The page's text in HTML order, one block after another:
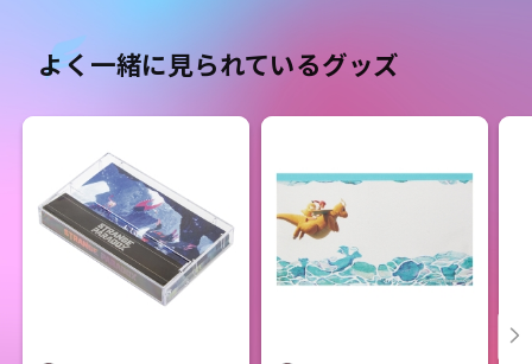
よく一緒に見られているグッズ